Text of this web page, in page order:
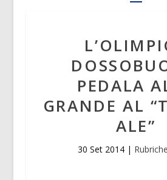
PEDALA
GRANDE AL
ALE”
30 Set 2014| Rubriche